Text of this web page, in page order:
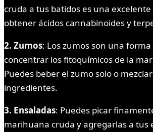
cruda a tus batidos es una
obtener ácidos cannabinoides y
2. Zumos: Los zumos son una forma
concentrar los fitoquímicos de la
Puedes beber el zumo solo o
ingredientes.
3. Ensaladas: Puedes picar
marihuana cruda y agregarlas a tus